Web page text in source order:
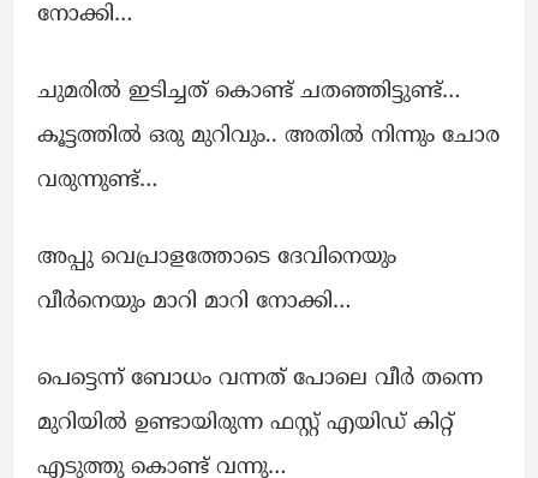
നോക്കി…
ചുമരില്‍ ഇടിച്ചത് കൊണ്ട് ചതഞ്ഞിട്ടുണ്ട്…
കൂട്ടത്തിൽ ഒരു മുറിവും.. അതിൽ നിന്നും ചോര
വരുന്നുണ്ട്…
അപ്പു വെപ്രാളത്തോടെ ദേവിനെയും
വീർനെയും മാറി മാറി നോക്കി…
പെട്ടെന്ന് ബോധം വന്നത് പോലെ വീർ തന്നെ
മുറിയില്‍ ഉണ്ടായിരുന്ന ഫസ്റ്റ് എയിഡ് കിറ്റ്
എടുത്തു കൊണ്ട് വന്നു…